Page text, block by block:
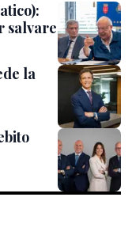
salvare
la